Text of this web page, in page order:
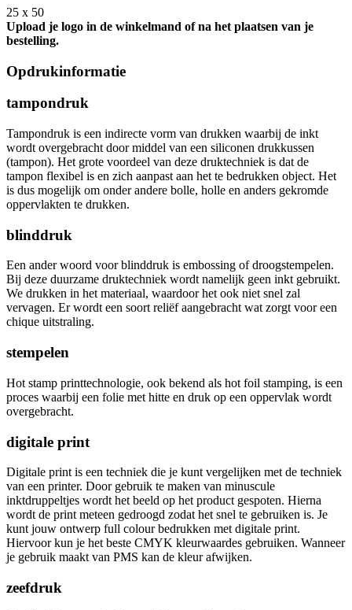
25 x 50
Upload je logo in de winkelmand of na het plaatsen van je
bestelling.
Opdrukinformatie
tampondruk
Tampondruk is een indirecte vorm van drukken waarbij de inkt
wordt overgebracht door middel van een siliconen drukkussen
(tampon). Het grote voordeel van deze druktechniek is dat de
tampon flexibel is en zich aanpast aan het te bedrukken object. Het
is dus mogelijk om onder andere bolle, holle en anders gekromde
oppervlakten te drukken.
blinddruk
Een ander woord voor blinddruk is embossing of droogstempelen.
Bij deze duurzame druktechniek wordt namelijk geen inkt gebruikt.
We drukken in het materiaal, waardoor het ook niet snel zal
vervagen. Er wordt een soort reliëf aangebracht wat zorgt voor een
chique uitstraling.
stempelen
Hot stamp printtechnologie, ook bekend als hot foil stamping, is een
proces waarbij een folie met hitte en druk op een oppervlak wordt
overgebracht.
digitale print
Digitale print is een techniek die je kunt vergelijken met de techniek
van een printer. Door gebruik te maken van minuscule
inktdruppeltjes wordt het beeld op het product gespoten. Hierna
wordt de print meteen gedroogd zodat het snel te gebruiken is. Je
kunt jouw ontwerp full colour bedrukken met digitale print.
Hiervoor kun je het beste CMYK kleurwaardes gebruiken. Wanneer
je gebruik maakt van PMS kan de kleur afwijken.
zeefdruk